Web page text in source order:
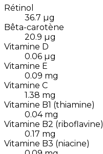
Rétinol
36.7 µg
Bêta-carotène
20.9 µg
Vitamine D
0.06 µg
Vitamine E
0.09 mg
Vitamine C
1.38 mg
Vitamine B1 (thiamine)
0.04 mg
Vitamine B2 (riboflavine)
0.17 mg
Vitamine B3 (niacine)